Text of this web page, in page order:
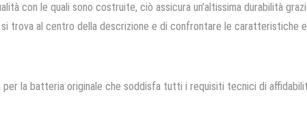
con le quali sono costruite, ciò assicura un’altissima durabilità
trova al centro della descrizione e di confrontare le caratteristiche
la batteria originale che soddisfa tutti i requisiti tecnici di